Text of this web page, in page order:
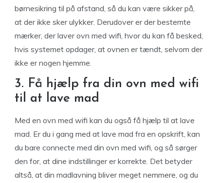
børnesikring til på afstand, så du kan være sikker på,
at der ikke sker ulykker. Derudover er der bestemte
mærker, der laver ovn med wifi, hvor du kan få besked,
hvis systemet opdager, at ovnen er tændt, selvom der
ikke er nogen hjemme.
3. Få hjælp fra din ovn med wifi
til at lave mad
Med en ovn med wifi kan du også få hjælp til at lave
mad. Er du i gang med at lave mad fra en opskrift, kan
du bare connecte med din ovn med wifi, og så sørger
den for, at dine indstillinger er korrekte. Det betyder
altså, at din madlavning bliver meget nemmere, og du